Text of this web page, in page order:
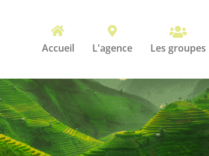

Accueil

L'agence

Les groupes